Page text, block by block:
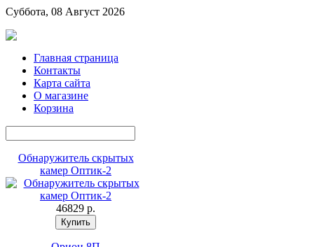
Суббота, 08 Август 2026
Главная страница
Контакты
Карта сайта
О магазине
Корзина
Обнаружитель скрытых
камер Оптик-2
46829 p.